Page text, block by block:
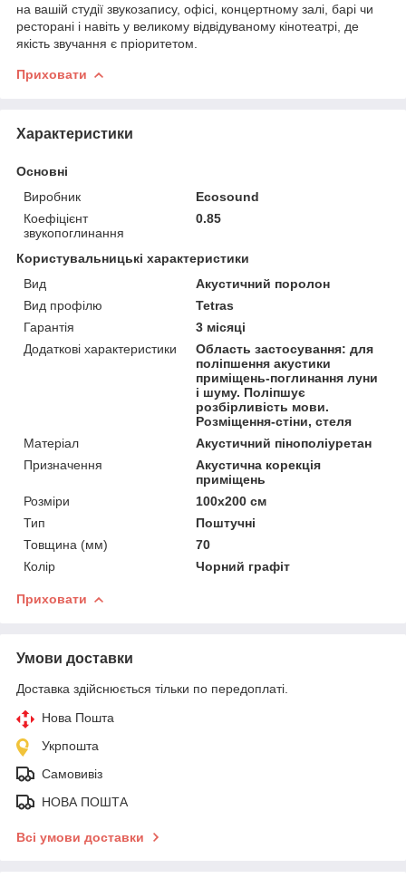
на вашій студії звукозапису, офісі, концертному залі, барі чи
ресторані і навіть у великому відвідуваному кінотеатрі, де
якість звучання є пріоритетом.
Приховати
Характеристики
Основні
Виробник
Ecosound
Коефіцієнт
звукопоглинання
0.85
Користувальницькі характеристики
Вид
Акустичний поролон
Вид профілю
Tetras
Гарантія
3 місяці
Додаткові характеристики
Область застосування: для
поліпшення акустики
приміщень-поглинання луни
і шуму. Поліпшує
розбірливість мови.
Розміщення-стіни, стеля
Матеріал
Акустичний пінополіуретан
Призначення
Акустична корекція
приміщень
Розміри
100х200 см
Тип
Поштучні
Товщина (мм)
70
Колір
Чорний графіт
Приховати
Умови доставки
Доставка здійснюється тільки по передоплаті.
Нова Пошта
Укрпошта
Самовивіз
НОВА ПОШТА
Всі умови доставки